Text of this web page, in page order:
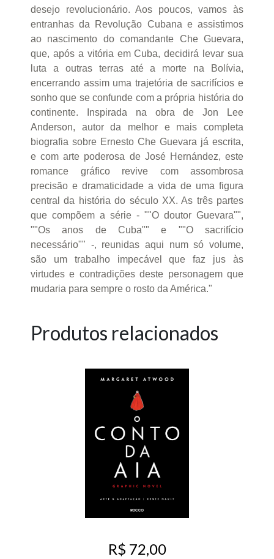
desejo revolucionário. Aos poucos, vamos às
entranhas da Revolução Cubana e assistimos
ao nascimento do comandante Che Guevara,
que, após a vitória em Cuba, decidirá levar sua
luta a outras terras até a morte na Bolívia,
encerrando assim uma trajetória de sacrifícios e
sonho que se confunde com a própria história do
continente. Inspirada na obra de Jon Lee
Anderson, autor da melhor e mais completa
biografia sobre Ernesto Che Guevara já escrita,
e com arte poderosa de José Hernández, este
romance gráfico revive com assombrosa
precisão e dramaticidade a vida de uma figura
central da história do século XX. As três partes
que compõem a série - ""O doutor Guevara"",
""Os anos de Cuba"" e ""O sacrifício
necessário"" -, reunidas aqui num só volume,
são um trabalho impecável que faz jus às
virtudes e contradições deste personagem que
mudaria para sempre o rosto da América."
Produtos relacionados
R$ 72,00